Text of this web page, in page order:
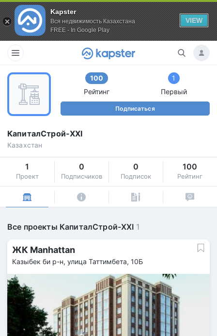
Kapster
Вся недвижимость Казахстана
FREE - In Google Play
VIEW
100
Рейтинг
1
Первый
Подписаться
КапиталСтрой-XXI
Казахстан
1
Проект
0
Подписчиков
0
Подписок
100
Рейтинг
Все проекты КапиталСтрой-XXI 1
ЖК Manhattan
Казыбек би р-н, улица Таттимбета, 10Б